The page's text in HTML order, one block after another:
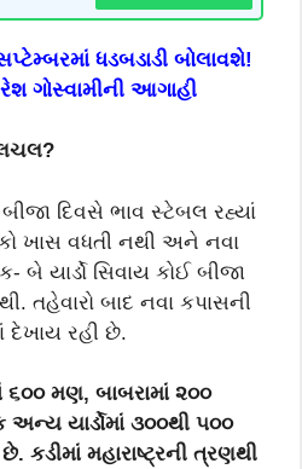
ધડબડાડી બોલાવશે!
ગોસ્વામીની આગાહી
?
દિવસે ભાવ સ્ટેબલ રહ્યાં
ખાસ વધતી નથી અને નવા
યાર્ડો સિવાય કોઈ બીજા
તહેવારો બાદ નવા કપાસની
દેખાય રહી છે.
૬૦૦ મણ, બાબરામાં ૨૦૦
અન્ય યાર્ડોમાં ૩૦૦થી ૫૦૦
કડીમાં મહારાષ્ટ્રની ત્રણથી